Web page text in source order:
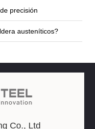
precisión
austeníticos?
Co., Ltd